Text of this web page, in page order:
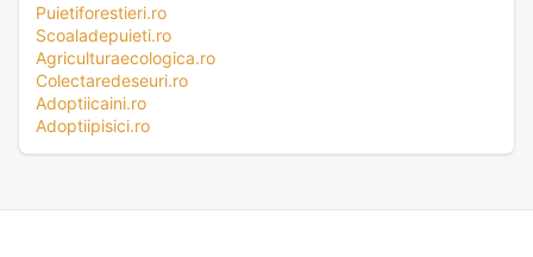
Puietiforestieri.ro
Scoaladepuieti.ro
Agriculturaecologica.ro
Colectaredeseuri.ro
Adoptiicaini.ro
Adoptiipisici.ro